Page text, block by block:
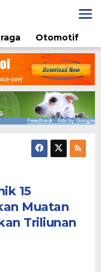
Otomotif
15
Muatan
Triliunan